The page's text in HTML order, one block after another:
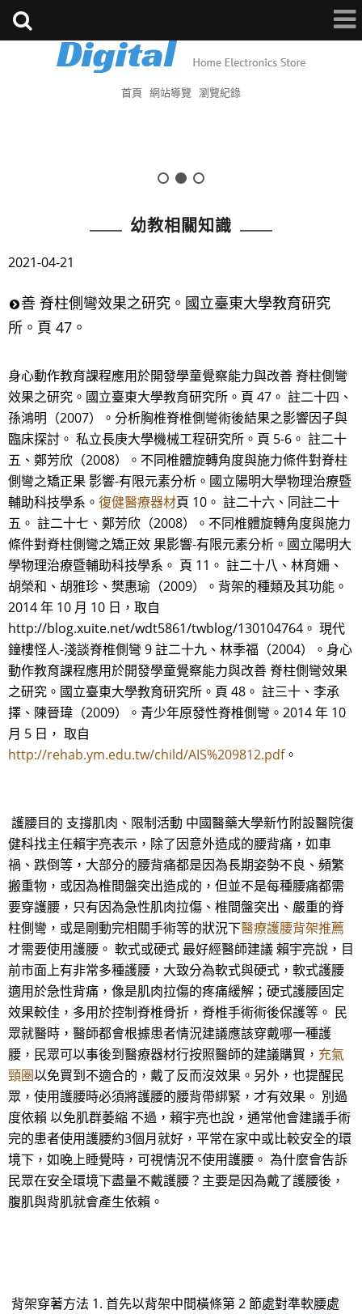
首頁 網站導覽 瀏覽紀錄
幼教相關知識
2021-04-21
善 脊柱側彎效果之研究。國立臺東大學教育研究
所。頁 47。
身心動作教育課程應用於開發學童覺察能力與改善 脊柱側彎
效果之研究。國立臺東大學教育研究所。頁 47。 註二十四、
孫鴻明（2007）。分析胸椎脊椎側彎術後結果之影響因子與
臨床探討。 私立長庚大學機械工程研究所。頁 5-6。 註二十
五、鄭芳欣（2008）。不同椎體旋轉角度與施力條件對脊柱
側彎之矯正果 影響-有限元素分析。國立陽明大學物理治療暨
輔助科技學系。 復健醫療器材頁 10。 註二十六、同註二十
五。 註二十七、鄭芳欣（2008）。不同椎體旋轉角度與施力
條件對脊柱側彎之矯正效 果影響-有限元素分析。國立陽明大
學物理治療暨輔助科技學系。 頁 11。 註二十八、林育姍、
胡榮和、胡雅珍、樊惠瑜（2009）。背架的種類及其功能。
2014 年 10 月 10 日，取自
http://blog.xuite.net/wdt5861/twblog/130104764。 現代
鐘樓怪人-淺談脊椎側彎 9 註二十九、林季福（2004）。身心
動作教育課程應用於開發學童覺察能力與改善 脊柱側彎效果
之研究。國立臺東大學教育研究所。頁 48。 註三十、李承
擇、陳晉瑋（2009）。青少年原發性脊椎側彎。2014 年 10
月 5 日， 取自
http://rehab.ym.edu.tw/child/AIS%209812.pdf。
護腰目的 支撐肌肉、限制活動 中國醫藥大學新竹附設醫院復
健科找主任賴宇亮表示，除了因意外造成的腰背痛，如車
禍、跌倒等，大部分的腰背痛都是因為長期姿勢不良、頻繁
搬重物，或因為椎間盤突出造成的，但並不是每種腰痛都需
要穿護腰，只有因為急性肌肉拉傷、椎間盤突出、嚴重的脊
柱側彎，或是剛動完相關手術等的狀況下醫療護腰背架推薦
才需要使用護腰。 軟式或硬式 最好經醫師建議 賴宇亮說，目
前市面上有非常多種護腰，大致分為軟式與硬式，軟式護腰
適用於急性背痛，像是肌肉拉傷的疼痛緩解；硬式護腰固定
效果較佳，多用於控制脊椎骨折，脊椎手術術後保護等。 民
眾就醫時，醫師都會根據患者情況建議應該穿戴哪一種護
腰，民眾可以事後到醫療器材行按照醫師的建議購買， 充氣
頸圈以免買到不適合的，戴了反而沒效果。另外，也提醒民
眾，使用護腰時必須將護腰的腰背帶綁緊，才有效果。 別過
度依賴 以免肌群萎縮 不過，賴宇亮也說，通常他會建議手術
完的患者使用護腰約3個月就好，平常在家中或比較安全的環
境下，如晚上睡覺時，可視情況不使用護腰。 為什麼會告訴
民眾在安全環境下盡量不戴護腰？主要是因為戴了護腰後，
腹肌與背肌就會產生依賴。
背架穿著方法 1. 首先以背架中間橫條第 2 節處對準軟腰處